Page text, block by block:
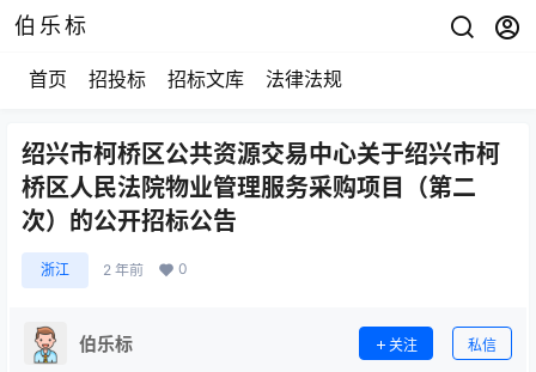
伯乐标
首页 招投标 招标文库 法律法规
绍兴市柯桥区公共资源交易中心关于绍兴市柯
桥区人民法院物业管理服务采购项目（第二
次）的公开招标公告
浙江 2 年前 0
伯乐标 关注 私信